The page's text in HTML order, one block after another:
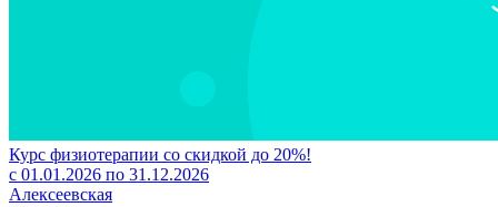
Курс физиотерапии со скидкой до 20%!
с 01.01.2026 по 31.12.2026
Алексеевская